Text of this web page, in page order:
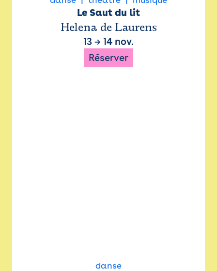
Le Saut du lit
Helena de Laurens
13 → 14 nov.
Réserver
danse